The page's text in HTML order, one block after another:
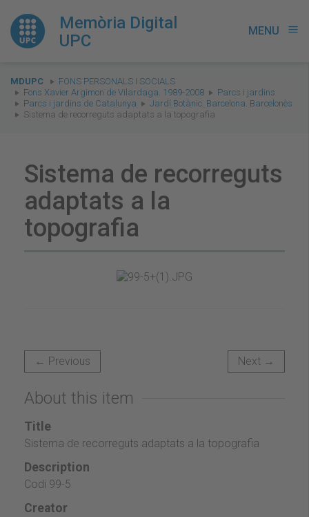
Memòria Digital
UPC
MENU menu
You
are
here:
MDUPC
FONS PERSONALS I SOCIALS
Fons Xavier Argimon de Vilardaga. 1989-2008
Parcs i jardins
Parcs i jardins de Catalunya
Jardí Botànic. Barcelona. Barcelonès
Sistema de recorreguts adaptats a la topografia
Sistema de recorreguts
adaptats a la
topografia
← Previous Next →
About this item
Title
Sistema de recorreguts adaptats a la topografia
Description
Codi 99-5
Creator